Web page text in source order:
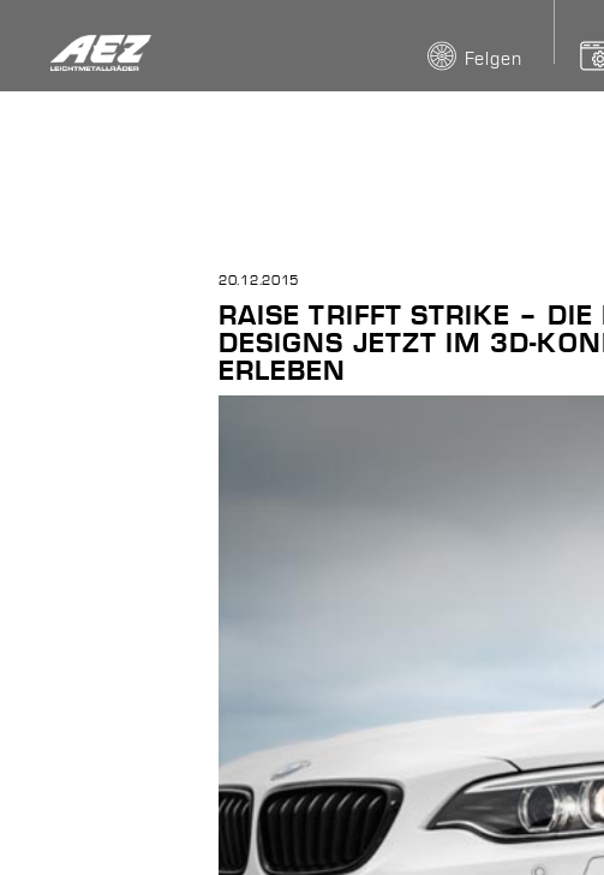
Felgen
20.12.2015
RAISE TRIFFT STRIKE –
DESIGNS JETZT IM 3D-
ERLEBEN